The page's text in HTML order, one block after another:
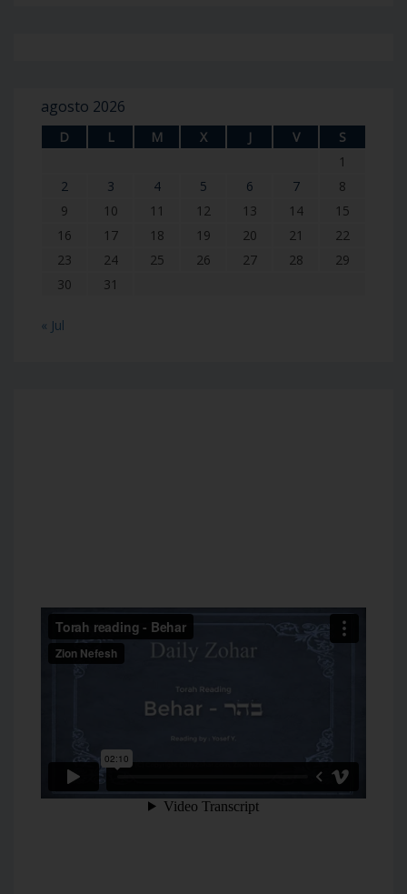
agosto 2026
D L M X J V
S
1
2
3 4 5 6 7
8
9
10 11 12 13 14
15
16
17 18 19 20 21
22
23
24 25 26 27 28
29
30
31
« Jul